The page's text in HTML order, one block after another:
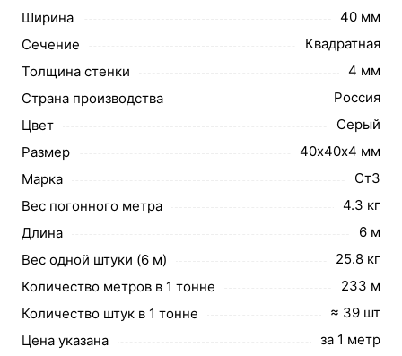
Ширина
40 мм
Сечение
Квадратная
Толщина стенки
4 мм
Страна производства
Россия
Цвет
Серый
Размер
40х40х4 мм
Марка
Ст3
Вес погонного метра
4.3 кг
Длина
6 м
Вес одной штуки (6 м)
25.8 кг
Количество метров в 1 тонне
233 м
Количество штук в 1 тонне
≈ 39 шт
Цена указана
за 1 метр